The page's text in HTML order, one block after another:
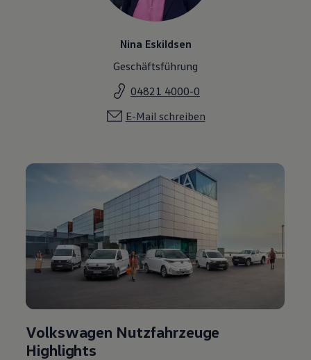
Nina Eskildsen
Geschäftsführung
04821 4000-0
E-Mail schreiben
Volkswagen Nutzfahrzeuge
Highlights